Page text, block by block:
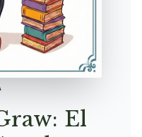
El